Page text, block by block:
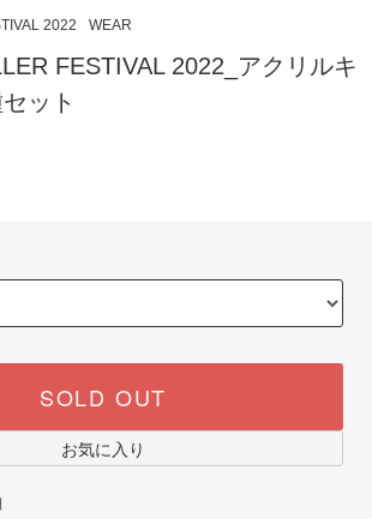
2022 WEAR
FESTIVAL 2022_アクリルキ
ット
SOLD OUT
お気に入り